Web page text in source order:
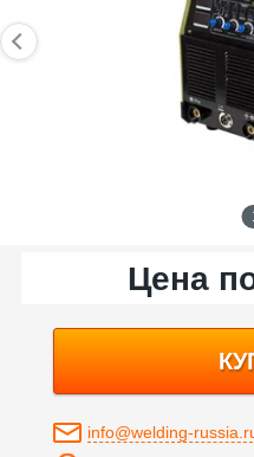
Цена
info@welding-